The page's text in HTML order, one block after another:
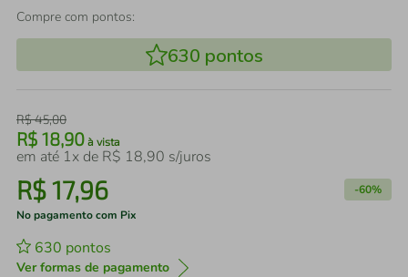
Compre com pontos:
630 pontos
R$45,00
R$ 18,90 à vista
em até 1x de R$ 18,90 s/juros
R$17,96 -60%
No pagamento com Pix
630 pontos
Ver formas de pagamento